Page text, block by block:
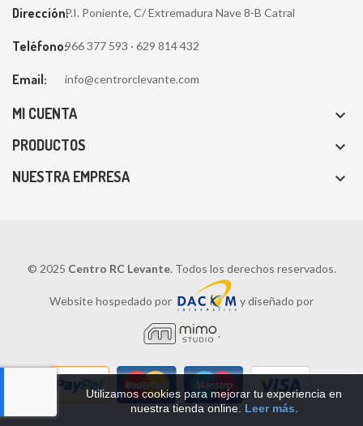
Dirección:P.I. Poniente, C/ Extremadura Nave 8-B Catral
Teléfono:966 377 593 · 629 814 432
Email: info@centrorclevante.com
MI CUENTA 
PRODUCTOS 
NUESTRA EMPRESA 
Utilizamos cookies para mejorar tu experiencia en
nuestra tienda online. Leer más
© 2025 Centro RC Levante. Todos los derechos reservados.
Website hospedado por y diseñado por
.